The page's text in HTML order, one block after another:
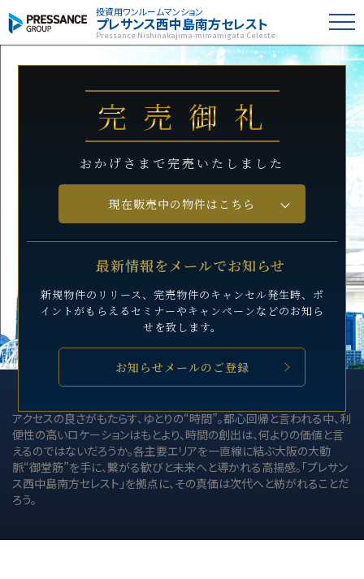
投資用ワンルームマンション
プレサンス西中島南方セレスト
Pressance Nishinakajima-mimamigata Celeste
完売御礼
おかげさまで完売いたしました
最新情報をメールでお知らせ
新規物件のリリース、完売物件のキャンセル発生時、 ポ
イントがもらえるセミナーやキャンペーンなどのお知ら
せを致します。
お知らせメールのご登録
現在販売中の物件はこちら
アクセスの良さがもたらす、ゆとりの“時間”。都心回帰と言われる中、利
便性の高いロケーションはもとより、時間の創出は、何よりの価値と言
えるのではないだろうか。各主要エリアを一直線に結ぶ大阪の大動
脈“御堂筋”を手に、繫がる歓びと未来へと導かれる高揚感。「プレサン
ス西中島南方セレスト」を拠点に、その真価は次代へと紡がれることだ
ろう。